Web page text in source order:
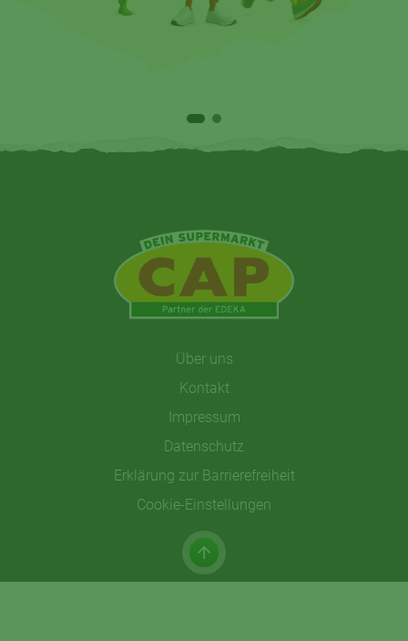
Über uns
Kontakt
Impressum
Datenschutz
Erklärung zur Barrierefreiheit
Cookie-Einstellungen